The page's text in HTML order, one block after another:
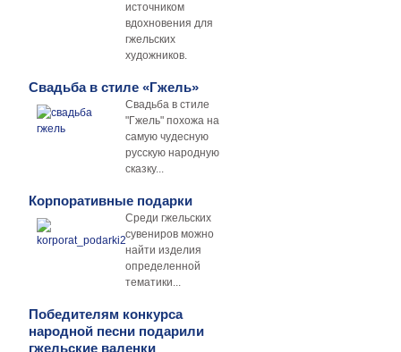
источником
вдохновения для
гжельских
художников.
Свадьба в стиле «Гжель»
Свадьба в стиле
"Гжель" похожа на
самую чудесную
русскую народную
сказку...
Корпоративные подарки
Среди гжельских
сувениров можно
найти изделия
определенной
тематики...
Победителям конкурса
народной песни подарили
гжельские валенки